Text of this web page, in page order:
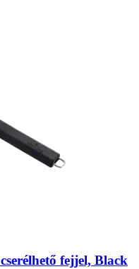
fejjel, Black